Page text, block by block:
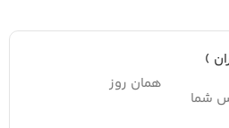
)
شما
همان روز